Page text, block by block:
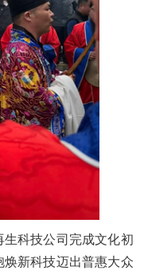
科技公司完成文化初
新科技迈出普惠大众